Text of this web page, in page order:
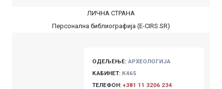
ЛИЧНА СТРАНА
Персонална библиографија (E-CIRS.SR)
ОДЕЉЕЊЕ: АРХЕОЛОГИЈА
КАБИНЕТ: К465
ТЕЛЕФОН: +381 11 3206 234